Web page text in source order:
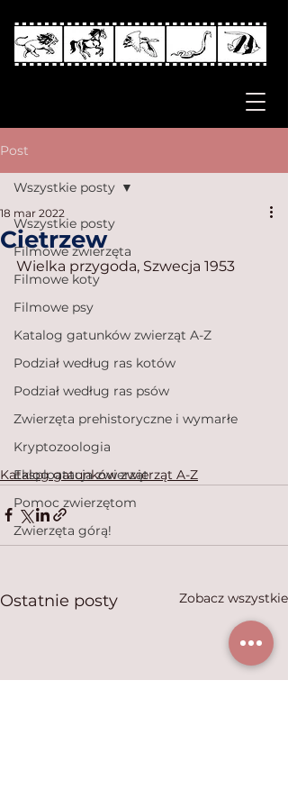
Post
Wszystkie posty
Filmowe zwierzęta
Filmowe koty
Filmowe psy
Katalog gatunków zwierząt A-Z
Podział według ras kotów
Podział według ras psów
Zwierzęta prehistoryczne i wymarłe
Kryptozoologia
Eksploatacja zwierząt
Pomoc zwierzętom
Zwierzęta górą!
Wszystkie posty
Cietrzew
18 mar 2022
Wielka przygoda, Szwecja 1953
Katalog gatunków zwierząt A-Z
Ostatnie posty Zobacz wszystkie